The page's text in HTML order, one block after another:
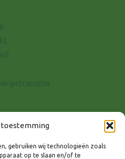
toestemming
gebruiken wij technologieën zoals
op te slaan en/of te